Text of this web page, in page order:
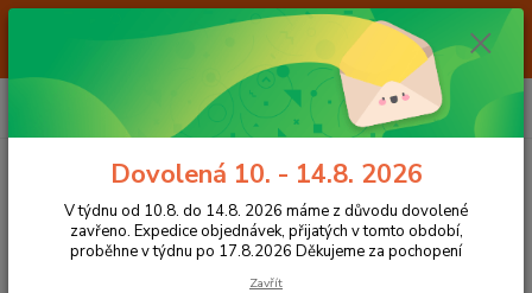
Od 7.8. do 14.8. 2026 máme z důvodu dovolené ZAVŘENO. Expedice
objednávek, přijatých v tomto období, proběhne v týdnu po 17.8.2026
Děkujeme za pochopení
CZK
Hledat
+420 605 283 713
za0,00 Kč
Dovolená 10. - 14.8. 2026
V týdnu od 10.8. do 14.8. 2026 máme z důvodu dovolené
zavřeno. Expedice objednávek, přijatých v tomto období,
proběhne v týdnu po 17.8.2026 Děkujeme za pochopení
Zavřít